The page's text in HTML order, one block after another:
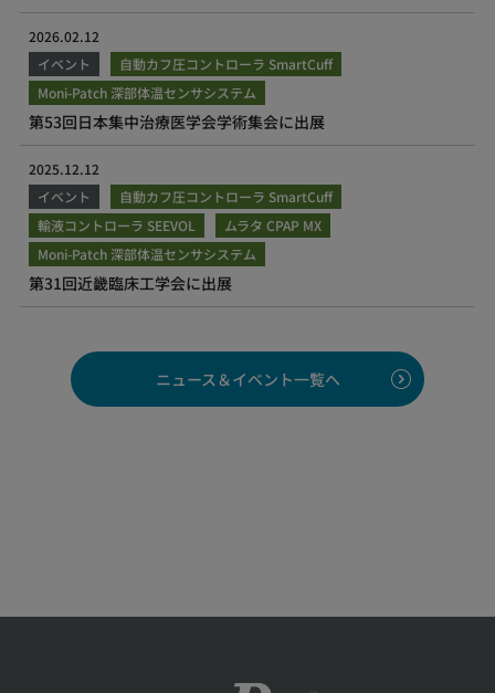
2026.02.12
イベント
自動カフ圧コントローラ SmartCuff
Moni-Patch 深部体温センサシステム
第53回日本集中治療医学会学術集会に出展
2025.12.12
イベント
自動カフ圧コントローラ SmartCuff
輸液コントローラ SEEVOL
ムラタ CPAP MX
Moni-Patch 深部体温センサシステム
第31回近畿臨床工学会に出展
ニュース＆イベント一覧へ